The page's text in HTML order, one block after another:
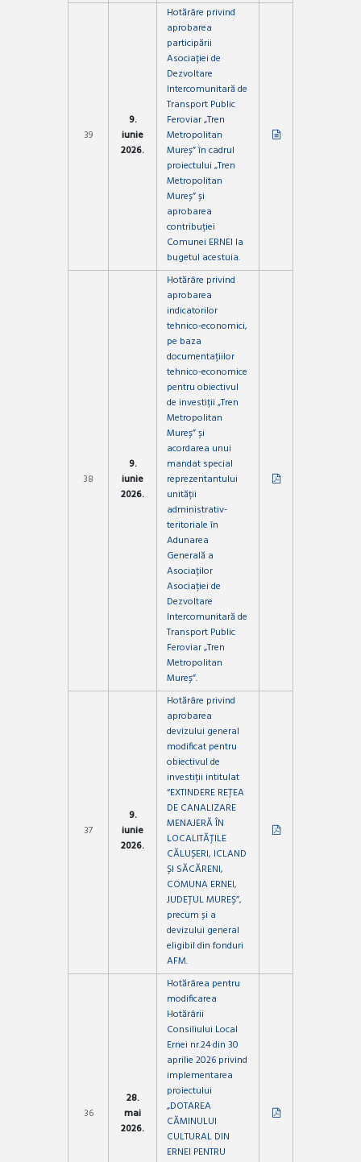
39
9.
iunie
2026.
Hotărâre privind
aprobarea
participării
Asociației de
Dezvoltare
Intercomunitară de
Transport Public
Feroviar „Tren
Metropolitan
Mureș” în cadrul
proiectului „Tren
Metropolitan
Mureș” și
aprobarea
contribuției
Comunei ERNEI la
bugetul acestuia.
38
9.
iunie
2026.
Hotărâre privind
aprobarea
indicatorilor
tehnico-economici,
pe baza
documentațiilor
tehnico-economice
pentru obiectivul
de investiții „Tren
Metropolitan
Mureș” și
acordarea unui
mandat special
reprezentantului
unității
administrativ-
teritoriale în
Adunarea
Generală a
Asociaților
Asociației de
Dezvoltare
Intercomunitară de
Transport Public
Feroviar „Tren
Metropolitan
Mureș”.
37
9.
iunie
2026.
Hotărâre privind
aprobarea
devizului general
modificat pentru
obiectivul de
investiții intitulat
“EXTINDERE REȚEA
DE CANALIZARE
MENAJERĂ ÎN
LOCALITĂȚILE
CĂLUȘERI, ICLAND
ȘI SĂCĂRENI,
COMUNA ERNEI,
JUDEȚUL MUREȘ”,
precum și a
devizului general
eligibil din fonduri
AFM.
36
28.
mai
2026.
Hotărârea pentru
modificarea
Hotărârii
Consiliului Local
Ernei nr.24 din 30
aprilie 2026 privind
implementarea
proiectului
„DOTAREA
CĂMINULUI
CULTURAL DIN
ERNEI PENTRU